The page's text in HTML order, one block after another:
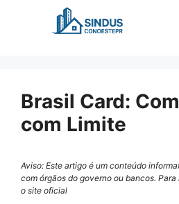
Brasil Card:
com Limite
Aviso: Este artigo é um conteúdo
com órgãos do governo ou bancos.
o site oficial